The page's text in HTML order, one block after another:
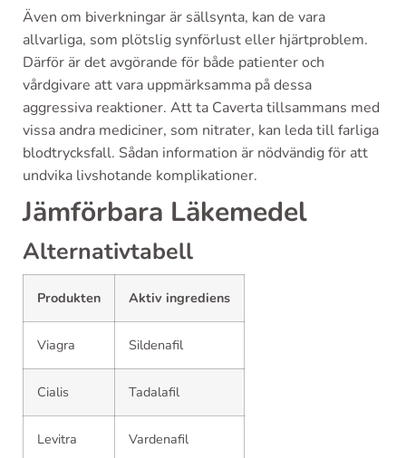
Även om biverkningar är sällsynta, kan de vara
allvarliga, som plötslig synförlust eller hjärtproblem.
Därför är det avgörande för både patienter och
vårdgivare att vara uppmärksamma på dessa
aggressiva reaktioner. Att ta Caverta tillsammans med
vissa andra mediciner, som nitrater, kan leda till farliga
blodtrycksfall. Sådan information är nödvändig för att
undvika livshotande komplikationer.
Jämförbara Läkemedel
Alternativtabell
Produkten Aktiv ingrediens
Viagra Sildenafil
Cialis Tadalafil
Levitra Vardenafil